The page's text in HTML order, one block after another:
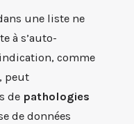
une liste ne
à s’auto-
comme
peut
de pathologies
de données